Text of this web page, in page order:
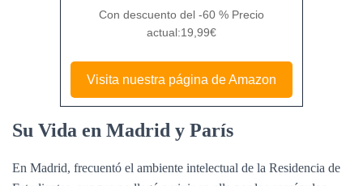
Con descuento del -60 % Precio
actual:19,99€
Visita nuestra página de Amazon
Su Vida en Madrid y París
En Madrid, frecuentó el ambiente intelectual de la Residencia de